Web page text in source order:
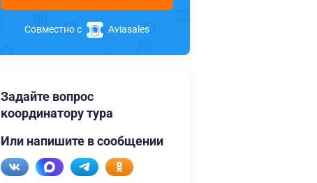
Совместно с Aviasales
Задайте вопрос
координатору тура
Или напишите в сообщении